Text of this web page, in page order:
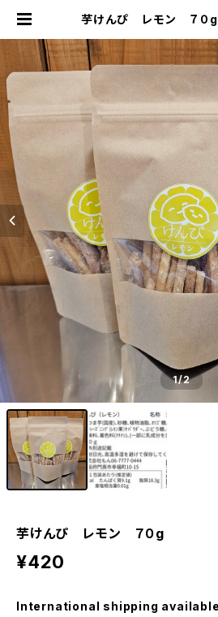
芋けんぴ レモン ７０
1/2
芋けんぴ レモン ７０g
¥420
International shipping available